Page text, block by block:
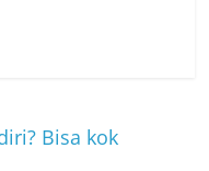
Bisa kok